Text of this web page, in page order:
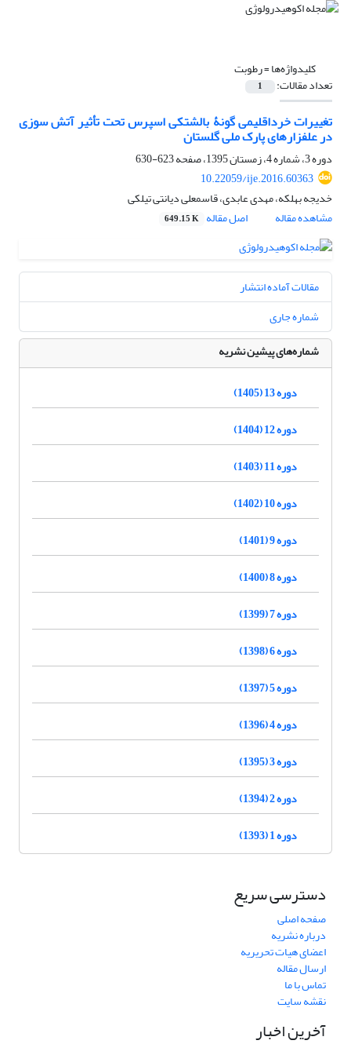
کلیدواژه‌ها =رطوبت
تعداد مقالات: 1
تغییرات خرداقلیمی گونۀ بالشتکی اسپرس تحت تأثیر آتش ‏سوزی
در علفزار‏های پارک ملی گلستان
دوره 3، شماره 4، زمستان 1395، صفحه
623-630
10.22059/ije.2016.60363
خدیجه بهلکه، مهدی عابدی، قاسمعلی دیانتی تیلکی
مشاهده مقاله
اصل مقاله 649.15 K
مقالات آماده انتشار
شماره جاری
شماره‌های پیشین نشریه
دوره 13 (1405)
دوره 12 (1404)
دوره 11 (1403)
دوره 10 (1402)
دوره 9 (1401)
دوره 8 (1400)
دوره 7 (1399)
دوره 6 (1398)
دوره 5 (1397)
دوره 4 (1396)
دوره 3 (1395)
دوره 2 (1394)
دوره 1 (1393)
دسترسی سریع
صفحه اصلی
درباره نشریه
اعضای هیات تحریریه
ارسال مقاله
تماس با ما
نقشه سایت
آخرین اخبار